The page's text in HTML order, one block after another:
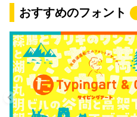
おすすめのフォント